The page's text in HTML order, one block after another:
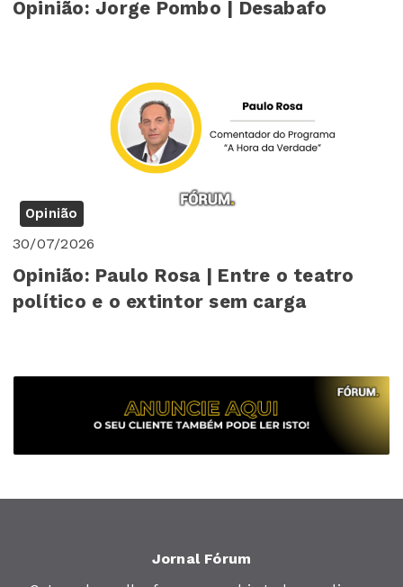
Opinião: Jorge Pombo | Desabafo
Opinião
30/07/2026
Opinião: Paulo Rosa | Entre o teatro
político e o extintor sem carga
Jornal Fórum